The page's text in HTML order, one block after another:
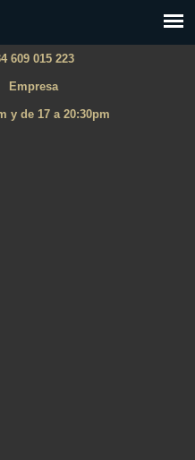
609 015 223
Empresa
y de 17 a 20:30pm